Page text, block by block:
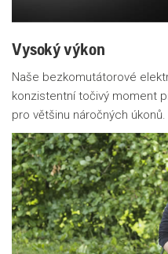
Vysoký výkon
Naše bezkomutátorové
konzistentní točivý moment
pro většinu náročných úkonů.